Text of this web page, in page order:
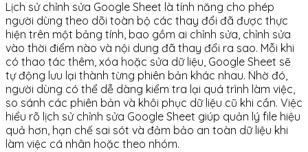
Lịch sử chỉnh sửa Google Sheet là tính năng cho phép
người dùng theo dõi toàn bộ các thay đổi đã được thực
hiện trên một bảng tính, bao gồm ai chỉnh sửa, chỉnh sửa
vào thời điểm nào và nội dung đã thay đổi ra sao. Mỗi khi
có thao tác thêm, xóa hoặc sửa dữ liệu, Google Sheet sẽ
tự động lưu lại thành từng phiên bản khác nhau. Nhờ đó,
người dùng có thể dễ dàng kiểm tra lại quá trình làm việc,
so sánh các phiên bản và khôi phục dữ liệu cũ khi cần. Việc
hiểu rõ lịch sử chỉnh sửa Google Sheet giúp quản lý file hiệu
quả hơn, hạn chế sai sót và đảm bảo an toàn dữ liệu khi
làm việc cá nhân hoặc theo nhóm.